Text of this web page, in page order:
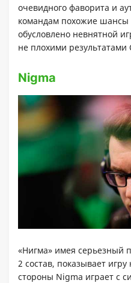
очевидного фаворита и
командам похожие
обусловлено невнятной
не плохими результатами
Nigma
«Нигма» имея серьезный
2 состав, показывает
стороны Nigma играет с